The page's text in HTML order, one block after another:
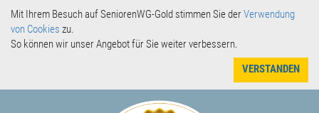
Mit Ihrem Besuch auf SeniorenWG-Gold stimmen Sie derVerwendung
von Cookies zu.
So können wir unser Angebot für Sie weiter verbessern.
VERSTANDEN